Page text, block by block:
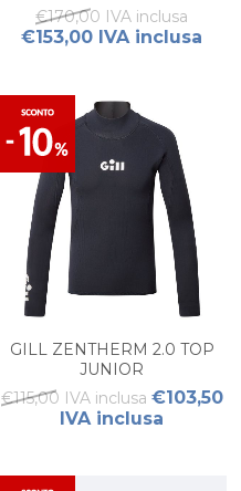
€170,00 IVA inclusa
€153,00 IVA inclusa
GILL ZENTHERM 2.0 TOP
JUNIOR
€115,00 IVA inclusa €103,50
IVA inclusa